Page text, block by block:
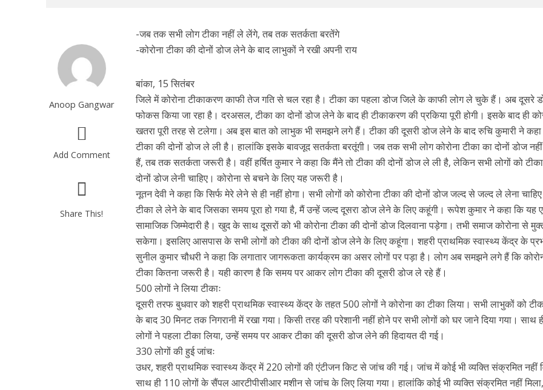
Anoop Gangwar
Add Comment
Share This!
-जब तक सभी लोग टीका नहीं ले लेंगे, तब तक सतर्कता बरतेंगे
-कोरोना टीका की दोनों डोज लेने के बाद लाभुकों ने रखी अपनी राय
बांका, 15 सितंबर
जिले में कोरोना टीकाकरण काफी तेज गति से चल रहा है। टीका का पहला डोज जिले के काफी लोग ले चुके हैं। अब दूसरे
फोकस किया जा रहा है। दरअसल, टीका का दोनों डोज लेने के बाद ही टीकाकरण की प्रकिया पूरी होगी। इसके बाद ही
खतरा पूरी तरह से टलेगा। अब इस बात को लाभुक भी समझने लगे हैं। टीका की दूसरी डोज लेने के बाद रुचि कुमारी ने
टीका की दोनों डोज ले ली है। हालांकि इसके बावजूद सतर्कता बरतूंगी। जब तक सभी लोग कोरोना टीका का दोनों डोज
हैं, तब तक सतर्कता जरूरी है। वहीं हर्षित कुमार ने कहा कि मैंने तो टीका की दोनों डोज ले ली है, लेकिन सभी लोगों को
दोनों डोज लेनी चाहिए। कोरोना से बचने के लिए यह जरूरी है।
नूतन देवी ने कहा कि सिर्फ मेरे लेने से ही नहीं होगा। सभी लोगों को कोरोना टीका की दोनों डोज जल्द से जल्द ले लेना
टीका ले लेने के बाद जिसका समय पूरा हो गया है, मैं उन्हें जल्द दूसरा डोज लेने के लिए कहूंगी। रूपेश कुमार ने कहा कि यह
सामाजिक जिम्मेदारी है। खुद के साथ दूसरों को भी कोरोना टीका की दोनों डोज दिलवाना पड़ेगा। तभी समाज कोरोना से
सकेगा। इसलिए आसपास के सभी लोगों को टीका की दोनों डोज लेने के लिए कहूंगा। शहरी प्राथमिक स्वास्थ्य केंद्र के
सुनील कुमार चौधरी ने कहा कि लगातार जागरूकता कार्यक्रम का असर लोगों पर पड़ा है। लोग अब समझने लगे हैं कि
टीका कितना जरूरी है। यही कारण है कि समय पर आकर लोग टीका की दूसरी डोज ले रहे हैं।
500 लोगों ने लिया टीकाः
दूसरी तरफ बुधवार को शहरी प्राथमिक स्वास्थ्य केंद्र के तहत 500 लोगों ने कोरोना का टीका लिया। सभी लाभुकों को
के बाद 30 मिनट तक निगरानी में रखा गया। किसी तरह की परेशानी नहीं होने पर सभी लोगों को घर जाने दिया गया। साथ
लोगों ने पहला टीका लिया, उन्हें समय पर आकर टीका की दूसरी डोज लेने की हिदायत दी गई।
330 लोगों की हुई जांचः
उधर, शहरी प्राथमिक स्वास्थ्य केंद्र में 220 लोगों की एंटीजन किट से जांच की गई। जांच में कोई भी व्यक्ति संक्रमित नहीं
साथ ही 110 लोगों के सैंपल आरटीपीसीआर मशीन से जांच के लिए लिया गया। हालांकि कोई भी व्यक्ति संक्रमित नहीं